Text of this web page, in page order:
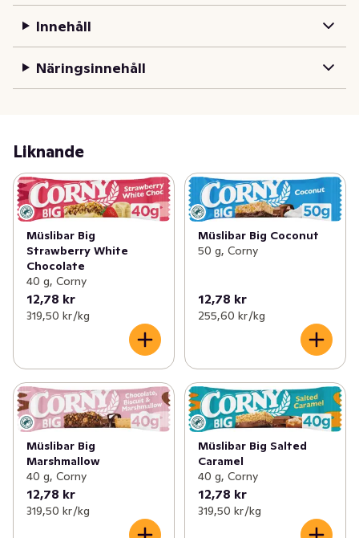
gjord på ingredienser av hög kvalitet. Corny BIG finns i
många olika smaker så att du kan hitta flera favoriter.
Corny – var som helst, när som helst!
Chokladen som används i Corny bars är Rainforest
Innehåll
Näringsinnehåll
Liknande
Müslibar Big
Strawberry White
Chocolate
40 g, Corny
12,78 kr
319,50 kr /kg
Müslibar Big Coconut
50 g, Corny
12,78 kr
255,60 kr /kg
Müslibar Big
Marshmallow
40 g, Corny
12,78 kr
319,50 kr /kg
Müslibar Big Salted
Caramel
40 g, Corny
12,78 kr
319,50 kr /kg